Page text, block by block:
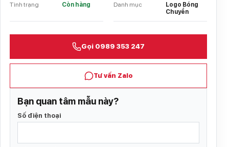
Tình trạng Còn hàng Danh mục
Logo Bóng
Chuyền
Gọi 0989 353 247
Tư vấn Zalo
Bạn quan tâm mẫu này?
Số điện thoại